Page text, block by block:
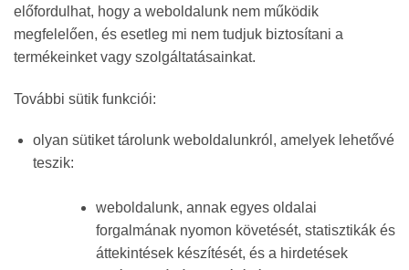
előfordulhat, hogy a weboldalunk nem működik
megfelelően, és esetleg mi nem tudjuk biztosítani a
termékeinket vagy szolgáltatásainkat.
További sütik funkciói:
olyan sütiket tárolunk weboldalunkról, amelyek lehetővé
teszik:
weboldalunk, annak egyes oldalai
forgalmának nyomon követését, statisztikák és
áttekintések készítését, és a hirdetések